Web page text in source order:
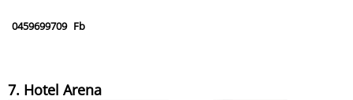
0459699709 Fb
7. Hotel Arena